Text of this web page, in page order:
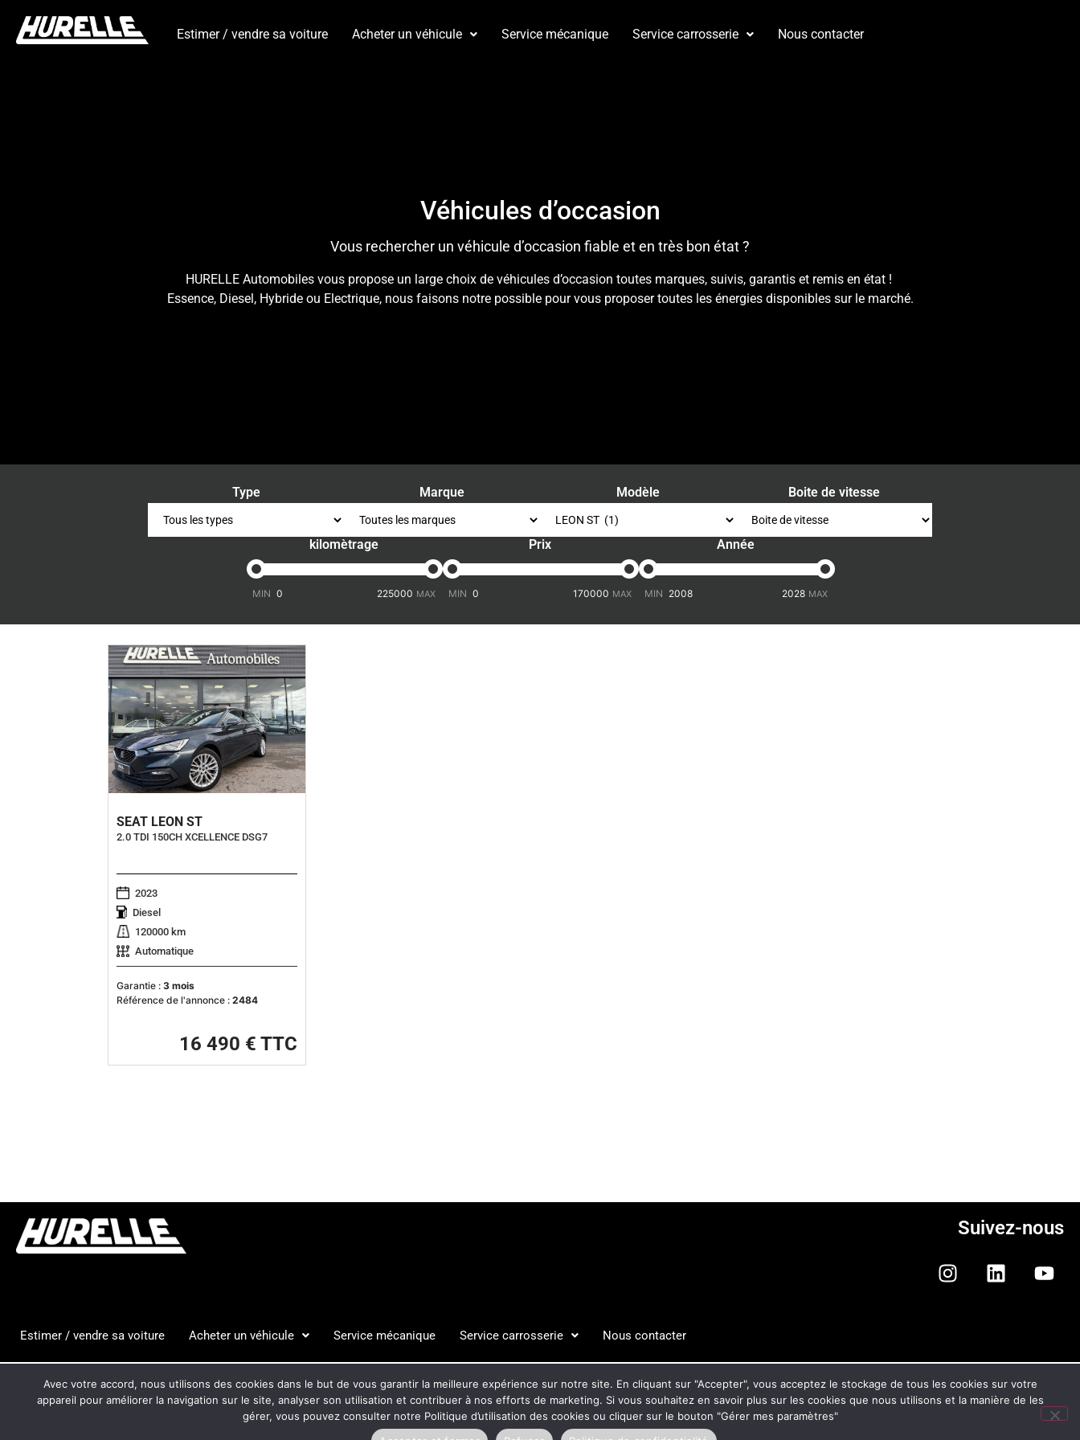
Estimer / vendre sa voiture Acheter un véhicule Service mécanique Service carrosserie Nous contacter
Véhicules d’occasion
Vous rechercher un véhicule d’occasion fiable et en très bon état ?
HURELLE Automobiles vous propose un large choix de véhicules d’occasion toutes marques, suivis, garantis et remis en état !
Essence, Diesel, Hybride ou Electrique, nous faisons notre possible pour vous proposer toutes les énergies disponibles sur le marché.
Type Marque Modèle Boite de vitesse
kilomètrage Prix Année
SEAT LEON ST
2.0 TDI 150CH XCELLENCE DSG7
2023
Diesel
120000 km
Automatique
Garantie :3 mois
Référence de l'annonce :2484
16 490 € TTC
Suivez-nous
Estimer / vendre sa voiture Acheter un véhicule Service mécanique Service carrosserie Nous contacter
HURELLE
AUTOMOBILES
CGV MENTIONS LÉGALES POLITIQUE DE CONFIDENTIALITÉ ET DES COOKIES
Pensez à covoiturer #SeDeplacerMoinsPolluer
Avec votre accord, nous utilisons des cookies dans le but de vous garantir la meilleure expérience sur notre site. En cliquant sur "Accepter", vous acceptez le stockage de tous les cookies sur votre
appareil pour améliorer la navigation sur le site, analyser son utilisation et contribuer à nos efforts de marketing. Si vous souhaitez en savoir plus sur les cookies que nous utilisons et la manière de les
gérer, vous pouvez consulter notre Politique d’utilisation des cookies ou cliquer sur le bouton "Gérer mes paramètres"